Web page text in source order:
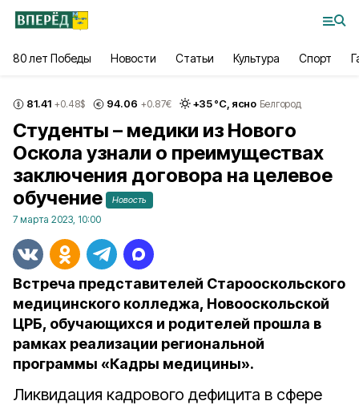
80 лет Победы Новости Статьи Культура Спорт
81.41 +0.48$ 94.06 +0.87€ +35°С, ясно Белгород
Студенты – медики из Нового
Оскола узнали о преимуществах
заключения договора на целевое
обучение
Новость
7 марта 2023, 10:00
Встреча представителей Старооскольского
медицинского колледжа, Новооскольской
ЦРБ, обучающихся и родителей прошла в
рамках реализации региональной
программы «Кадры медицины».
Ликвидация кадрового дефицита в сфере